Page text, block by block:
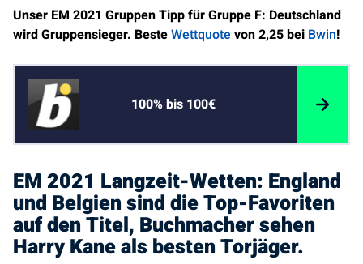
Unser EM 2021 Gruppen Tipp für Gruppe F: Deutschland
wird Gruppensieger. BesteWettquotevon 2,25 bei Bwin!
100% bis 100€
EM 2021 Langzeit-Wetten: England
und Belgien sind die Top-Favoriten
auf den Titel, Buchmacher sehen
Harry Kane als besten Torjäger.